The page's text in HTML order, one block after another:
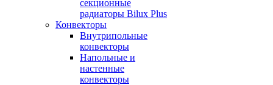
секционные
радиаторы Bilux Plus
Конвекторы
Внутрипольные
конвекторы
Напольные и
настенные
конвекторы